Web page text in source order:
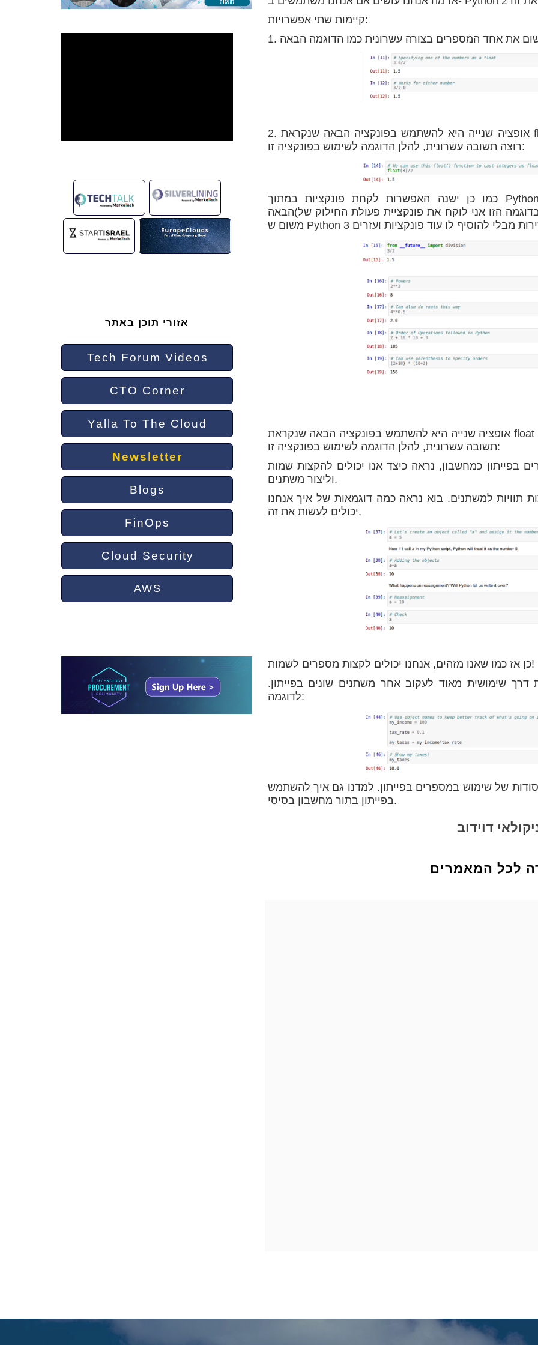
אזורי תוכן באתר
Tech Forum Videos
CTO Corner
Yalla To The Cloud
Newsletter
Blogs
FinOps
Cloud Security
AWS
קיימות שתי אפשרויות:
2. אופציה שנייה היא להשתמש בפונקציה הבאה שנקראת float (). שבעזרת אתה אומר לפייתון שאתה
רוצה תשובה עשרונית, להלן הדוגמה לשימוש בפונקציה זו:
כמו כן ישנה האפשרות לקחת פונקציות במתוך Python 3 ל- Python 2 וזאת בעזרת הפקודה
הבאה(בדוגמה הזו אני לוקח את פונקציית פעולת החילוק של Python 3 ורושם אותה ב- Python 2 וזאת
אופציה שנייה היא להשתמש בפונקציה הבאה שנקראת float (). שבעזרת אתה אומר לפייתון שאתה רוצה
תשובה עשרונית, להלן הדוגמה לשימוש בפונקציה זו:
כמחשבון, נראה כיצד אנו יכולים להקצות שמות
וליצור משתנים.
תוויות למשתנים. בוא נראה כמה דוגמאות של איך אנחנו
יכולים לעשות את זה.
כן אז כמו שאנו מזהים, אנחנו יכולים לקצות מספרים לשמות!
דרך שימושית מאוד לעקוב אחר משתנים שונים בפייתון.
לדוגמה:
של שימוש במספרים בפייתון. למדנו גם איך להשתמש
בפייתון בתור מחשבון בסיסי.
דוידוב
לכל המאמרים